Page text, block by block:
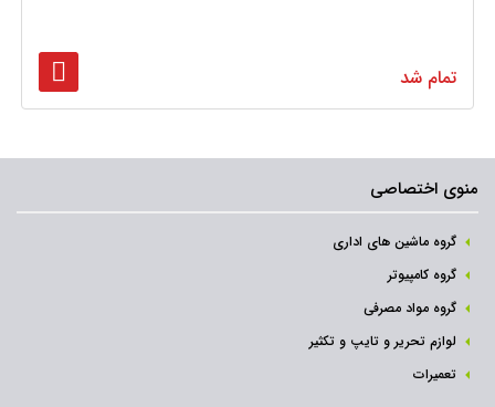
تمام شد
منوی اختصاصی
گروه ماشین های اداری
گروه کامپیوتر
گروه مواد مصرفی
لوازم تحریر و تایپ و تکثیر
تعمیرات